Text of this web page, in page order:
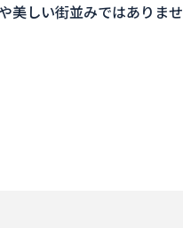
美しい街並みではありませ